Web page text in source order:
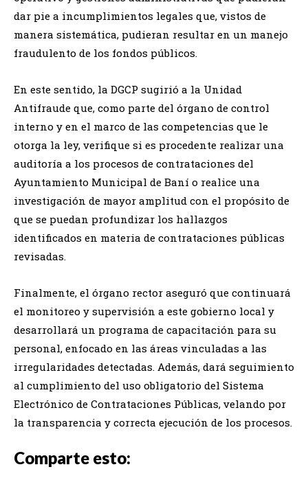
dar pie a incumplimientos legales que, vistos de
manera sistemática, pudieran resultar en un manejo
fraudulento de los fondos públicos.
En este sentido, la DGCP sugirió a la Unidad
Antifraude que, como parte del órgano de control
interno y en el marco de las competencias que le
otorga la ley, verifique si es procedente realizar una
auditoría a los procesos de contrataciones del
Ayuntamiento Municipal de Baní o realice una
investigación de mayor amplitud con el propósito de
que se puedan profundizar los hallazgos
identificados en materia de contrataciones públicas
revisadas.
Finalmente, el órgano rector aseguró que continuará
el monitoreo y supervisión a este gobierno local y
desarrollará un programa de capacitación para su
personal, enfocado en las áreas vinculadas a las
irregularidades detectadas. Además, dará seguimiento
al cumplimiento del uso obligatorio del Sistema
Electrónico de Contrataciones Públicas, velando por
la transparencia y correcta ejecución de los procesos.
Comparte esto: